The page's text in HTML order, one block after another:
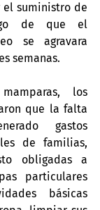
el suministro de
de que el
se agravara
semanas.
los
que la falta
gastos
de familias,
obligadas a
particulares
básicas